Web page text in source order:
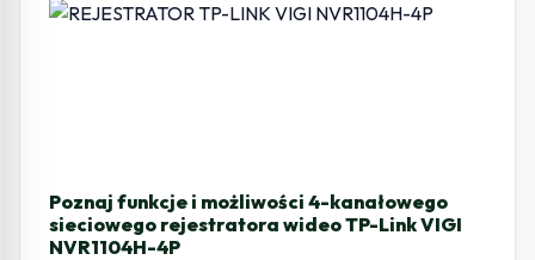
Poznaj funkcje i możliwości 4-kanałowego
sieciowego rejestratora wideo TP-Link VIGI
NVR1104H-4P